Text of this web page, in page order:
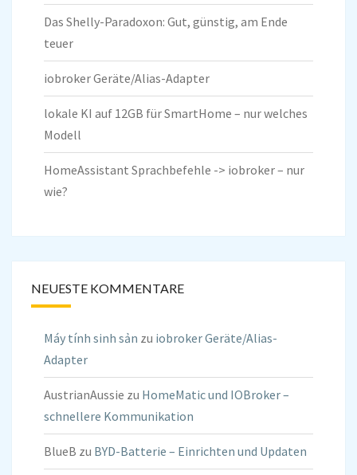
Das Shelly-Paradoxon: Gut, günstig, am Ende
teuer
iobroker Geräte/Alias-Adapter
lokale KI auf 12GB für SmartHome – nur welches
Modell
HomeAssistant Sprachbefehle -> iobroker – nur
wie?
NEUESTE KOMMENTARE
Máy tính sinh sản zu iobroker Geräte/Alias-
Adapter
AustrianAussie zu HomeMatic und IOBroker –
schnellere Kommunikation
BlueB zu BYD-Batterie – Einrichten und Updaten